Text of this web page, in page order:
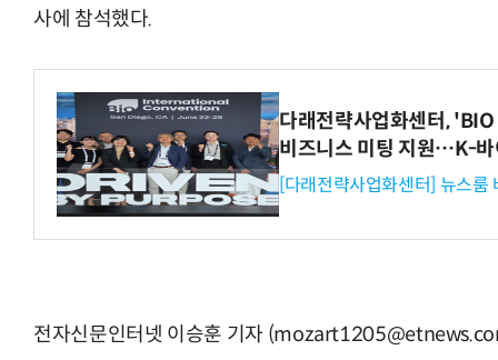
사에 참석했다.
다래전략사업화센터,
비즈니스 미팅 지원…K-바
[다래전략사업화센터] 뉴스룸
전자신문인터넷 이승훈 기자